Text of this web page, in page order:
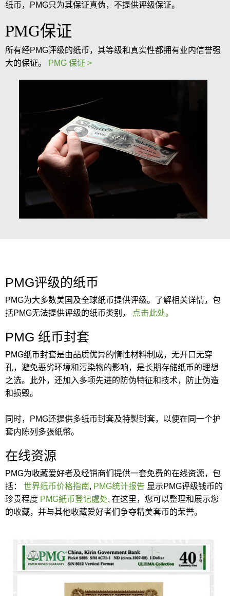
纸币，PMG只为其保证真伪，不提供评级保证。
PMG保证
所有经PMG评级的纸币，其等级和真实性都拥有业内信誉强
大的保证。
PMG 保证 >
PMG评级的纸币
PMG为大多数美国及全球纸币提供评级。了解相关详情，包
括PMG无法提供评级的纸币类别，
点击此处。
PMG 纸币封套
PMG纸币封套是由品质优异的惰性材料制成，无开口无穿
孔，避免恶劣环境和污染物的影响，是长期存储纸币的理想
之选。此外，还加入多项先进的防伪特征和技术，防止伪造
和损毁。
同时，PMG还提供多纸币封套及特製封套，以便在同一个护
套内陈列多張紙幣。
在线资源
PMG为收藏爱好者及经销商们提供一套免费的在线资源，包
括： 世界纸币价格指南, PMG统计报告 显示PMG评级钱币的
珍贵程度 PMG紙币登记處处, 在这里，您可以整理和展示您
的收藏，并与其他收藏爱好者们争夺精美套币的荣誉。